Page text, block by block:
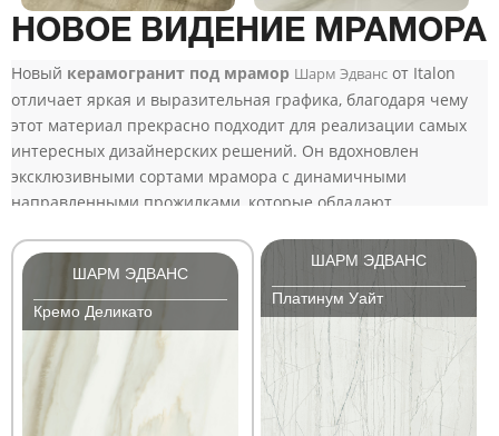
НОВОЕ ВИДЕНИЕ МРАМОРА
Новый керамогранит под мрамор Шарм Эдванс от Italon
отличает яркая и выразительная графика, благодаря чему
этот материал прекрасно подходит для реализации самых
интересных дизайнерских решений. Он вдохновлен
эксклюзивными сортами мрамора с динамичными
направленными прожилками, которые обладают
ШАРМ ЭДВАНС
Кремо Деликато
ШАРМ ЭДВАНС
Платинум Уайт